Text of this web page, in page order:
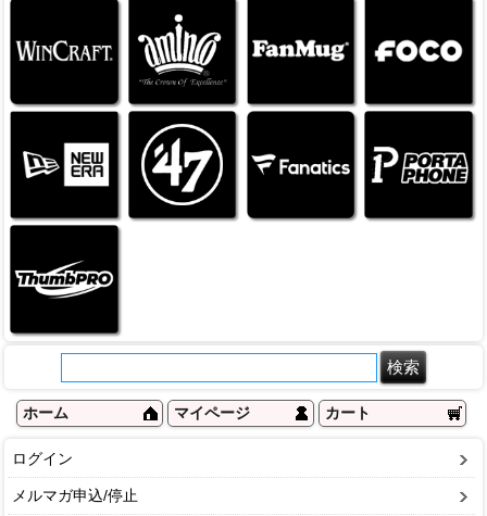
ホーム マイページ カート
ログイン
メルマガ申込/停止